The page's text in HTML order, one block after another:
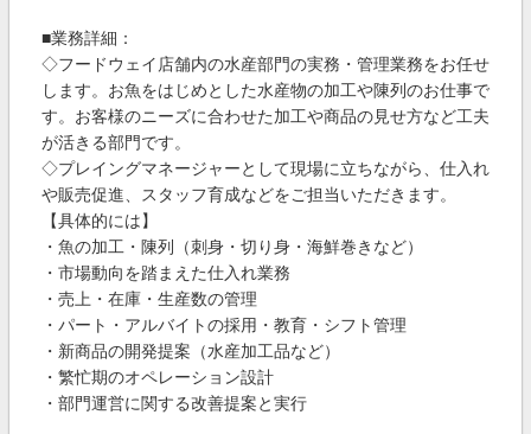
■業務詳細：
◇フードウェイ店舗内の水産部門の実務・管理業務をお任せ
します。お魚をはじめとした水産物の加工や陳列のお仕事で
す。お客様のニーズに合わせた加工や商品の見せ方など工夫
が活きる部門です。
◇プレイングマネージャーとして現場に立ちながら、仕入れ
や販売促進、スタッフ育成などをご担当いただきます。
【具体的には】
・魚の加工・陳列（刺身・切り身・海鮮巻きなど）
・市場動向を踏まえた仕入れ業務
・売上・在庫・生産数の管理
・パート・アルバイトの採用・教育・シフト管理
・新商品の開発提案（水産加工品など）
・繁忙期のオペレーション設計
・部門運営に関する改善提案と実行